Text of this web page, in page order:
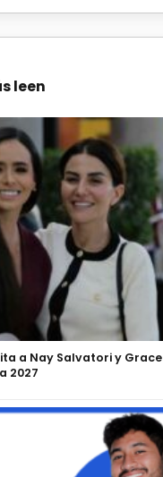
leen
a Nay Salvatori y Grace
2027